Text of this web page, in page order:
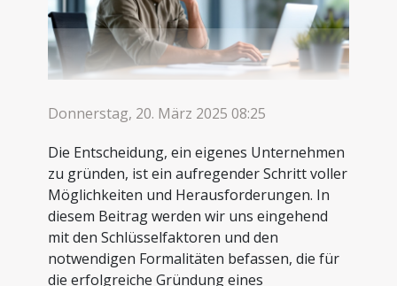
Donnerstag, 20. März 2025 08:25
Die Entscheidung, ein eigenes Unternehmen
zu gründen, ist ein aufregender Schritt voller
Möglichkeiten und Herausforderungen. In
diesem Beitrag werden wir uns eingehend
mit den Schlüsselfaktoren und den
notwendigen Formalitäten befassen, die für
die erfolgreiche Gründung eines